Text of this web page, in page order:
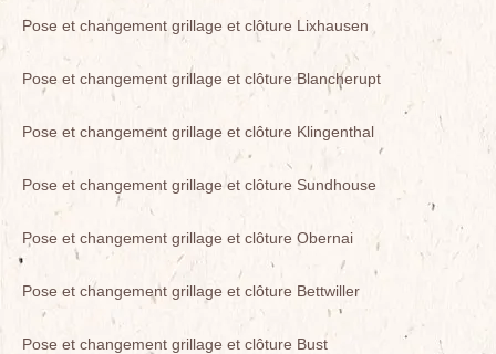
Pose et changement grillage et clôture Lixhausen
Pose et changement grillage et clôture Blancherupt
Pose et changement grillage et clôture Klingenthal
Pose et changement grillage et clôture Sundhouse
Pose et changement grillage et clôture Obernai
Pose et changement grillage et clôture Bettwiller
Pose et changement grillage et clôture Bust